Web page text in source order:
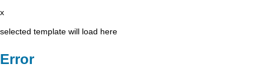
x
selected template will load here
Error